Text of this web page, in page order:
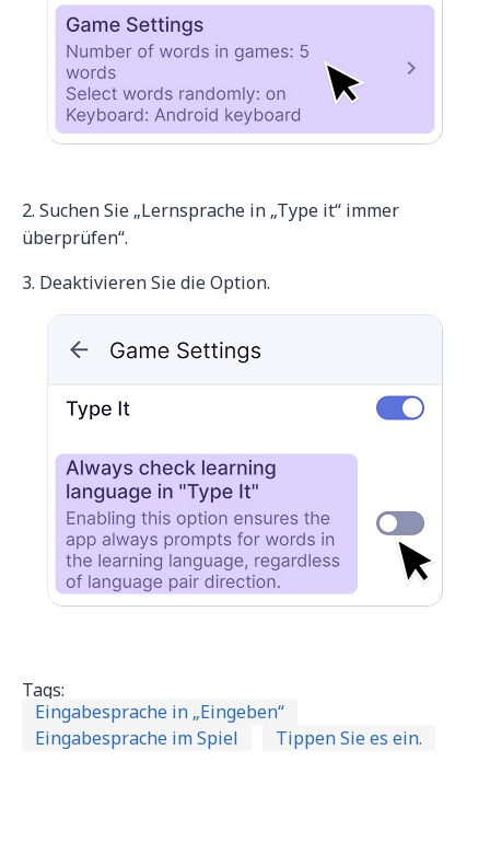
2. Suchen Sie „Lernsprache in „Type it“ immer
überprüfen“.
3. Deaktivieren Sie die Option.
Tags:
Eingabesprache in „Eingeben“
Eingabesprache im Spiel
Tippen Sie es ein.